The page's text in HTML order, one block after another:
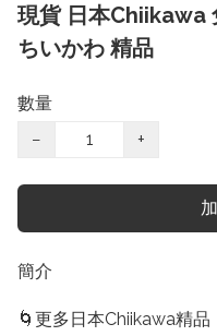
現貨 日本Chiikawa
ちいかわ 精品
數量
−
+
簡介
🌀更多日本Chiikawa精品